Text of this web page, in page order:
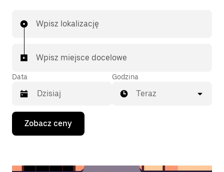
Wpisz lokalizację
Wpisz miejsce docelowe
Data
Naciśnij
klawisz
strzałki
Godzina
Teraz
Zobacz ceny